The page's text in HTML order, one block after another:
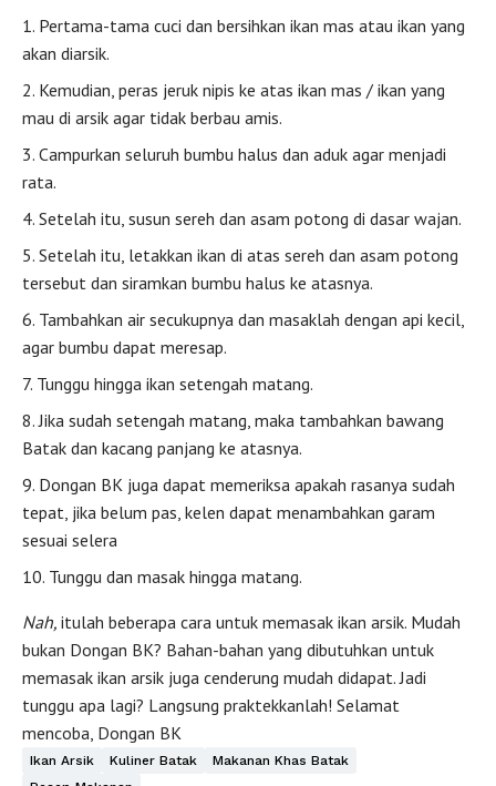
Pertama-tama cuci dan bersihkan ikan mas atau ikan yang
akan diarsik.
Kemudian, peras jeruk nipis ke atas ikan mas / ikan yang
mau di arsik agar tidak berbau amis.
Campurkan seluruh bumbu halus dan aduk agar menjadi
rata.
Setelah itu, susun sereh dan asam potong di dasar wajan.
Setelah itu, letakkan ikan di atas sereh dan asam potong
tersebut dan siramkan bumbu halus ke atasnya.
Tambahkan air secukupnya dan masaklah dengan api kecil,
agar bumbu dapat meresap.
Tunggu hingga ikan setengah matang.
Jika sudah setengah matang, maka tambahkan bawang
Batak dan kacang panjang ke atasnya.
Dongan BK juga dapat memeriksa apakah rasanya sudah
tepat, jika belum pas, kelen dapat menambahkan garam
sesuai selera
Tunggu dan masak hingga matang.
Nah, itulah beberapa cara untuk memasak ikan arsik. Mudah
bukan Dongan BK? Bahan-bahan yang dibutuhkan untuk
memasak ikan arsik juga cenderung mudah didapat. Jadi
tunggu apa lagi? Langsung praktekkanlah! Selamat
mencoba, Dongan BK
Ikan Arsik Kuliner Batak
Makanan Khas Batak